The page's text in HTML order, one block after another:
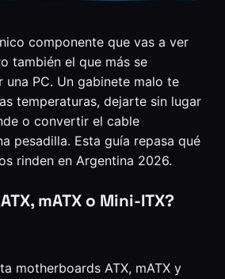
componente que vas a ver
también el que más se
una PC. Un gabinete malo te
temperaturas, dejarte sin lugar
o convertir el cable
pesadilla. Esta guía repasa qué
rinden en Argentina 2026.
mATX o Mini-ITX?
motherboards ATX, mATX y